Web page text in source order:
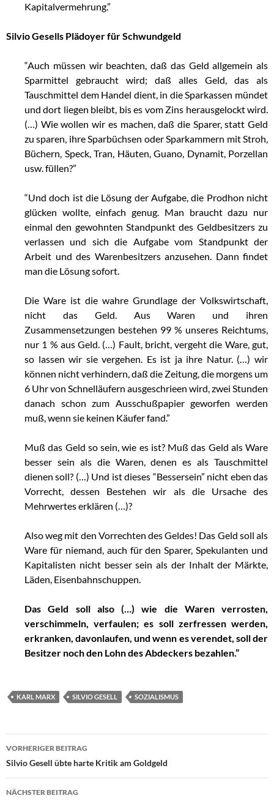
Kapitalvermehrung.”
Silvio Gesells Plädoyer für Schwundgeld
“Auch müssen wir beachten, daß das Geld allgemein als
Sparmittel gebraucht wird; daß alles Geld, das als
Tauschmittel dem Handel dient, in die Sparkassen mündet
und dort liegen bleibt, bis es vom Zins herausgelockt wird.
(…) Wie wollen wir es machen, daß die Sparer, statt Geld
zu sparen, ihre Sparbüchsen oder Sparkammern mit Stroh,
Büchern, Speck, Tran, Häuten, Guano, Dynamit, Porzellan
usw. füllen?”
“Und doch ist die Lösung der Aufgabe, die Prodhon nicht
glücken wollte, einfach genug. Man braucht dazu nur
einmal den gewohnten Standpunkt des Geldbesitzers zu
verlassen und sich die Aufgabe vom Standpunkt der
Arbeit und des Warenbesitzers anzusehen. Dann findet
man die Lösung sofort.
Die Ware ist die wahre Grundlage der Volkswirtschaft,
nicht das Geld. Aus Waren und ihren
Zusammensetzungen bestehen 99 % unseres Reichtums,
nur 1 % aus Geld. (…) Fault, bricht, vergeht die Ware, gut,
so lassen wir sie vergehen. Es ist ja ihre Natur. (…) wir
können nicht verhindern, daß die Zeitung, die morgens um
6 Uhr von Schnelläufern ausgeschrieen wird, zwei Stunden
danach schon zum Ausschußpapier geworfen werden
muß, wenn sie keinen Käufer fand.”
Muß das Geld so sein, wie es ist? Muß das Geld als Ware
besser sein als die Waren, denen es als Tauschmittel
dienen soll? (…) Und ist dieses “Bessersein” nicht eben das
Vorrecht, dessen Bestehen wir als die Ursache des
Mehrwertes erklären (…)?
Also weg mit den Vorrechten des Geldes! Das Geld soll als
Ware für niemand, auch für den Sparer, Spekulanten und
Kapitalisten nicht besser sein als der Inhalt der Märkte,
Läden, Eisenbahnschuppen.
Das Geld soll also (…) wie die Waren verrosten,
verschimmeln, verfaulen; es soll zerfressen werden,
erkranken, davonlaufen, und wenn es verendet, soll der
Besitzer noch den Lohn des Abdeckers bezahlen.”
KARL MARX SILVIO GESELL SOZIALISMUS
Beitragsnavigation
VORHERIGER BEITRAG
Silvio Gesell übte harte Kritik am Goldgeld
NÄCHSTER BEITRAG